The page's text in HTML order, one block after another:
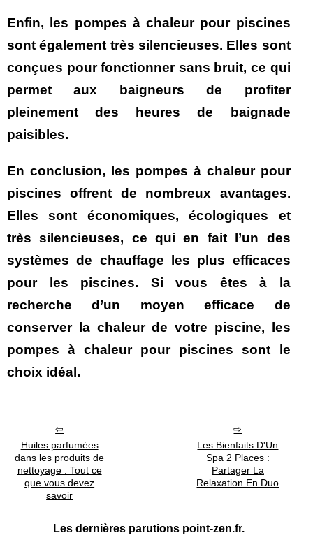
Enfin, les pompes à chaleur pour piscines
sont également très silencieuses. Elles sont
conçues pour fonctionner sans bruit, ce qui
permet aux baigneurs de profiter
pleinement des heures de baignade
paisibles.
En conclusion, les pompes à chaleur pour
piscines offrent de nombreux avantages.
Elles sont économiques, écologiques et
très silencieuses, ce qui en fait l’un des
systèmes de chauffage les plus efficaces
pour les piscines. Si vous êtes à la
recherche d’un moyen efficace de
conserver la chaleur de votre piscine, les
pompes à chaleur pour piscines sont le
choix idéal.
Huiles parfumées
dans les produits de
nettoyage : Tout ce
que vous devez
savoir
Les Bienfaits D'Un
Spa 2 Places :
Partager La
Relaxation En Duo
Les dernières parutions point-zen.fr.